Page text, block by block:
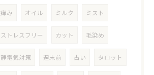
痒み オイル ミルク ミスト
ストレスフリー カット 毛染め
静電気対策 週末前 占い タロット